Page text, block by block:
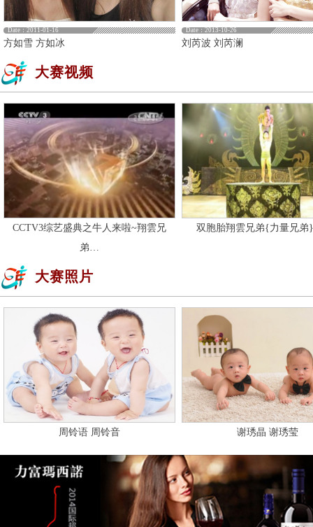
Date：2011-01-16
方如雪 方如冰
Date：2013-10-26
刘芮波 刘芮澜
大赛视频
CCTV3综艺盛典之牛人来啦~翔雲兄
弟…
双胞胎翔雲兄弟{力量兄弟
大赛照片
周铃语 周铃音 谢琇晶 谢琇莹